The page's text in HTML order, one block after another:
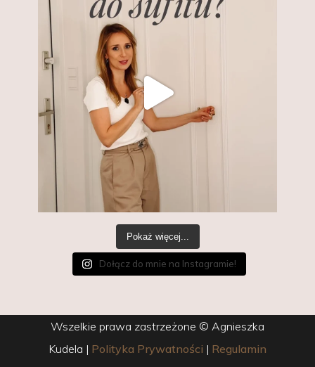
Pokaż więcej...
Dołącz do mnie na Instagramie!
Wszelkie prawa zastrzeżone © Agnieszka
Kudela | Polityka Prywatności | Regulamin